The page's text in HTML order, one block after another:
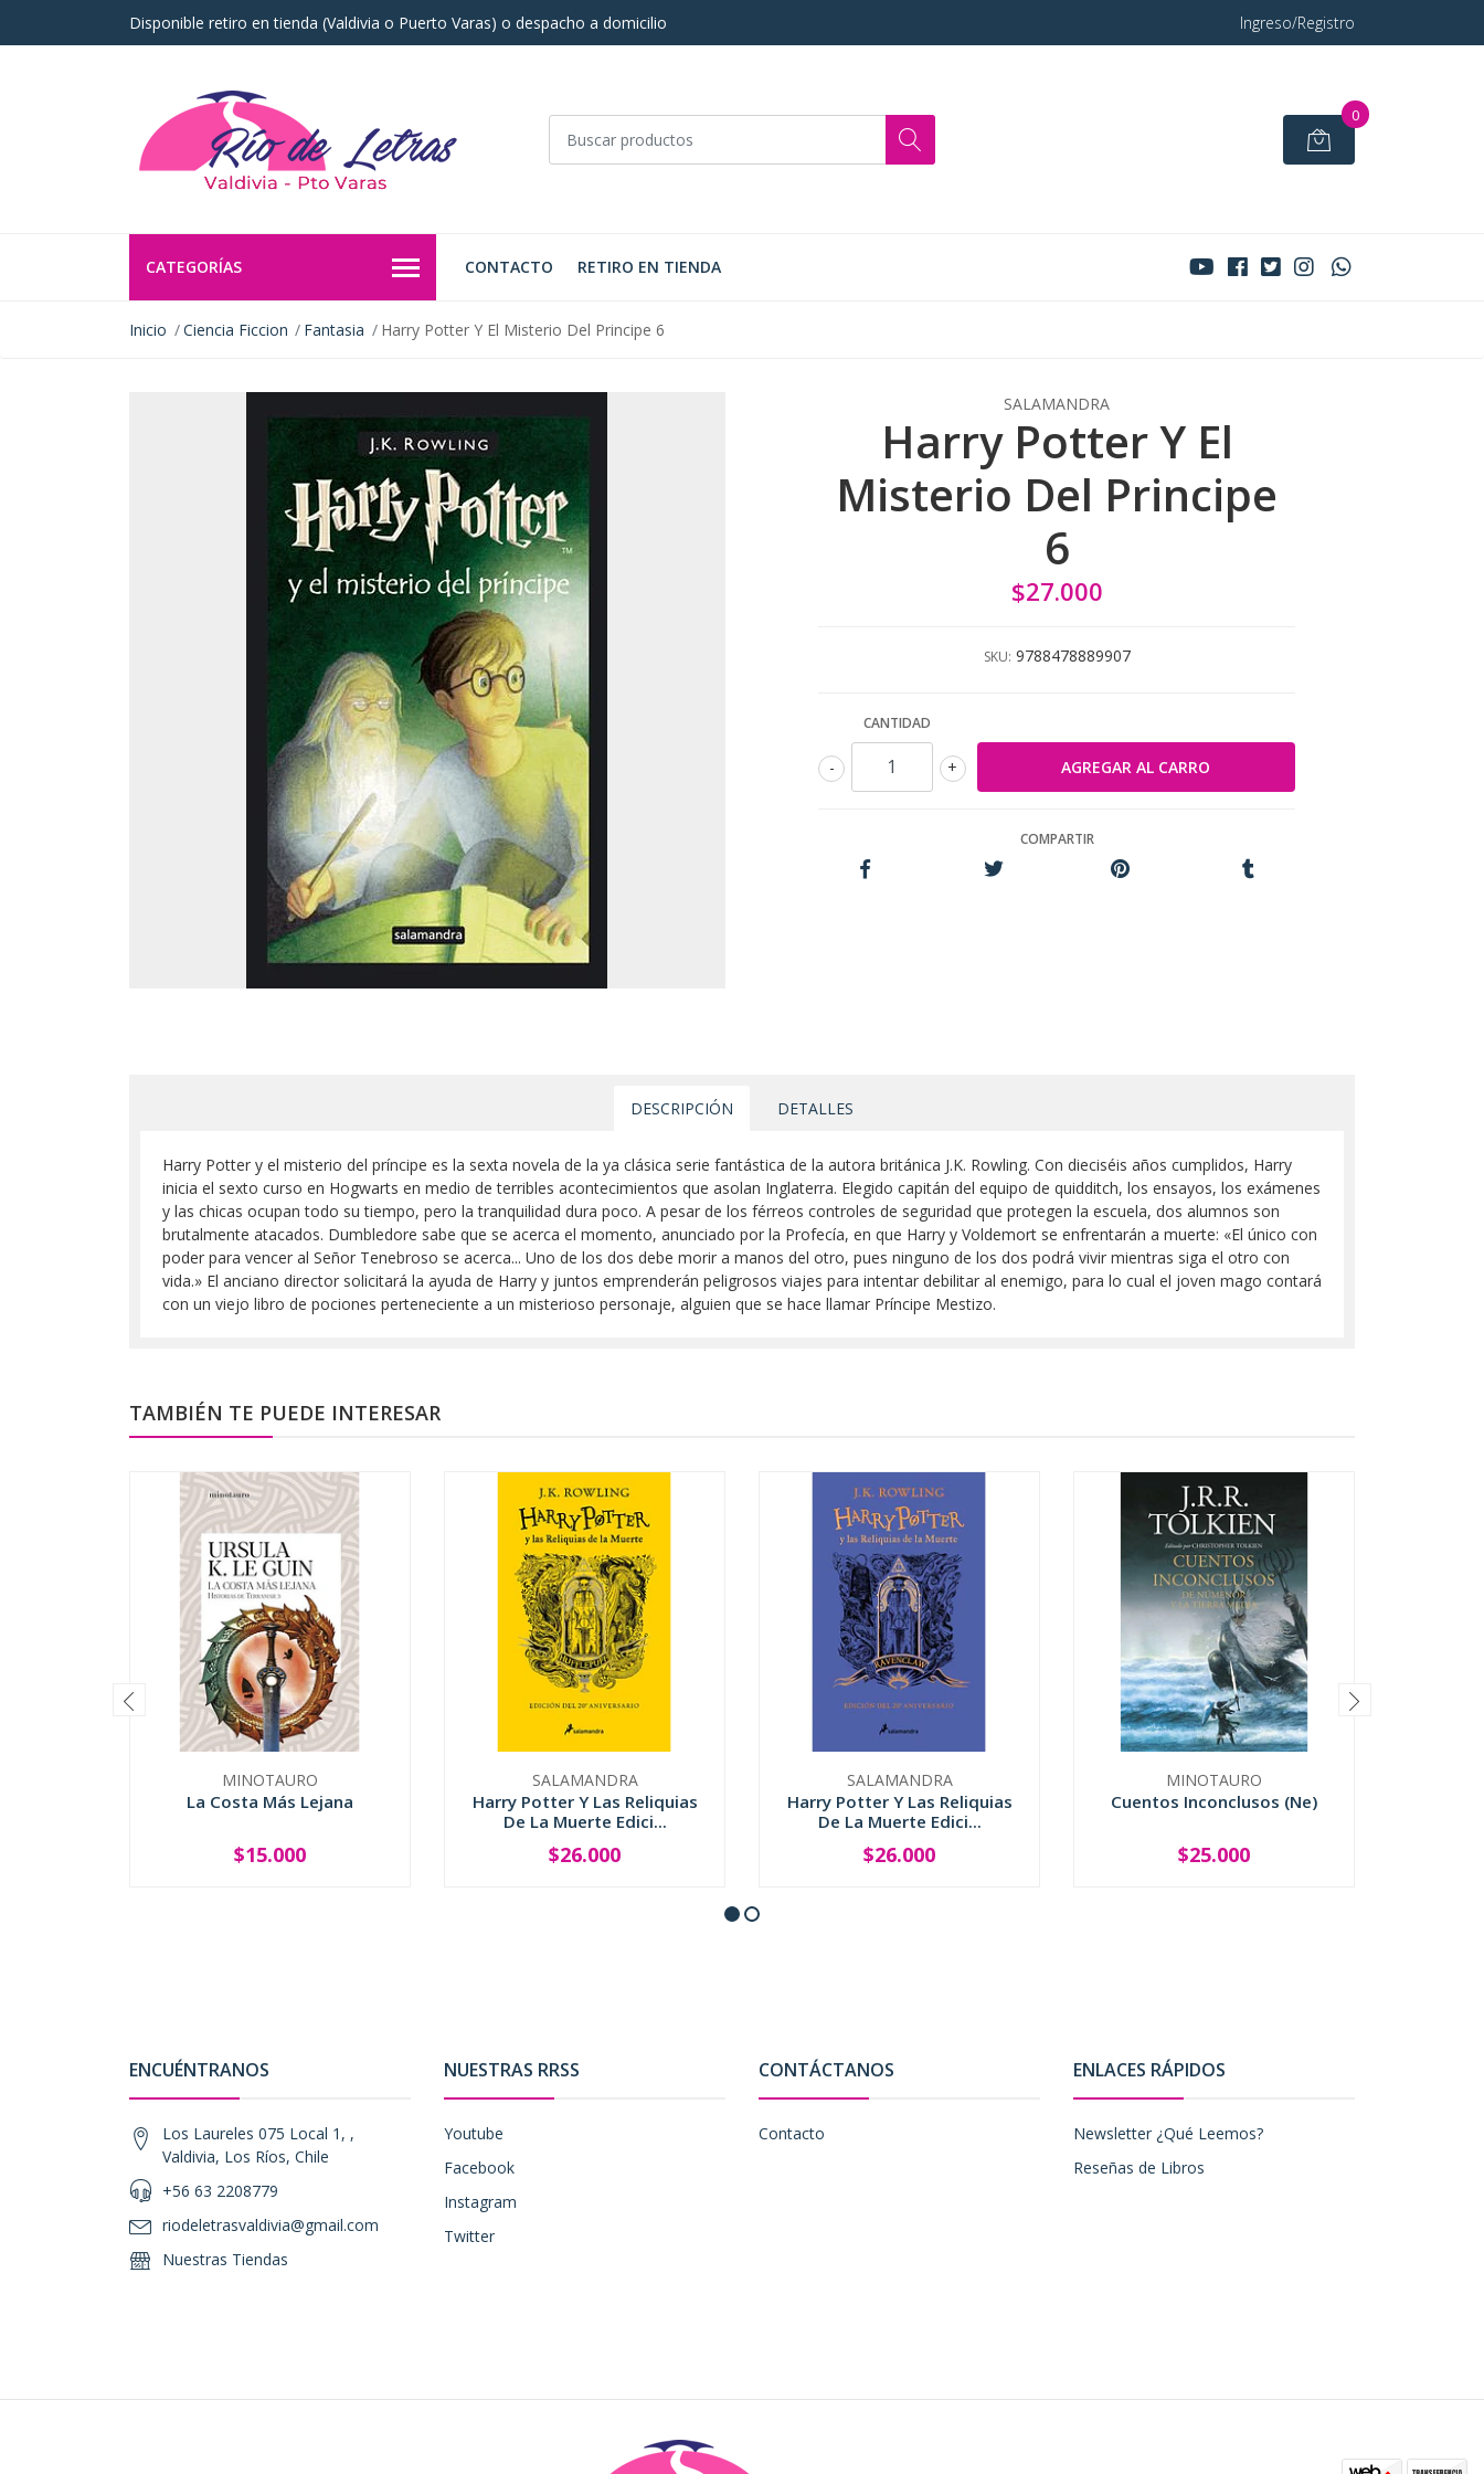
Disponible retiro en tienda (Valdivia o Puerto Varas) o despacho a domicilio Ingreso/Registro
0
CATEGORÍAS CONTACTO RETIRO EN TIENDA
Inicio Ciencia Ficcion Fantasia Harry Potter Y El Misterio Del Principe 6
SALAMANDRA
Harry Potter Y El
Misterio Del Principe
6
$27.000
SKU: 9788478889907
CANTIDAD
+
-
COMPARTIR
DESCRIPCIÓN DETALLES
Harry Potter y el misterio del príncipe es la sexta novela de la ya clásica serie fantástica de la autora británica J.K. Rowling. Con dieciséis años cumplidos, Harry
inicia el sexto curso en Hogwarts en medio de terribles acontecimientos que asolan Inglaterra. Elegido capitán del equipo de quidditch, los ensayos, los exámenes
y las chicas ocupan todo su tiempo, pero la tranquilidad dura poco. A pesar de los férreos controles de seguridad que protegen la escuela, dos alumnos son
brutalmente atacados. Dumbledore sabe que se acerca el momento, anunciado por la Profecía, en que Harry y Voldemort se enfrentarán a muerte: «El único con
poder para vencer al Señor Tenebroso se acerca... Uno de los dos debe morir a manos del otro, pues ninguno de los dos podrá vivir mientras siga el otro con
vida.» El anciano director solicitará la ayuda de Harry y juntos emprenderán peligrosos viajes para intentar debilitar al enemigo, para lo cual el joven mago contará
con un viejo libro de pociones perteneciente a un misterioso personaje, alguien que se hace llamar Príncipe Mestizo.
TAMBIÉN TE PUEDE INTERESAR
MINOTAURO
La Costa Más Lejana
+
$15.000
SALAMANDRA
Harry Potter Y Las Reliquias
De La Muerte Edici...
+
$26.000
SALAMANDRA
Harry Potter Y Las Reliquias
De La Muerte Edici...
+
$26.000
MINOTAURO
Cuentos Inconclusos (Ne)
+
$25.000
ENCUÉNTRANOS
Los Laureles 075 Local 1, ,
Valdivia, Los Ríos, Chile
+56 63 2208779
riodeletrasvaldivia@gmail.com
Nuestras Tiendas
NUESTRAS RRSS
Youtube
Facebook
Instagram
Twitter
CONTÁCTANOS
Contacto
ENLACES RÁPIDOS
Newsletter ¿Qué Leemos?
Reseñas de Libros